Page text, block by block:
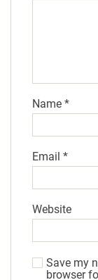
Name *
Email *
Website
Save my
browser